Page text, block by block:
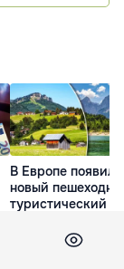
В Европе
новый
туристический
охвативший